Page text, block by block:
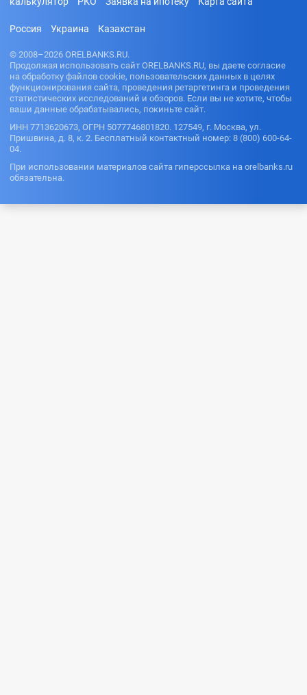
Россия Украина Казахстан
© 2008–2026 ORELBANKS.RU.
Продолжая использовать сайт ORELBANKS.RU, вы даете согласие
на обработку файлов cookie, пользовательских данных в целях
функционирования сайта, проведения ретаргетинга и проведения
статистических исследований и обзоров. Если вы не хотите, чтобы
ваши данные обрабатывались, покиньте сайт.
ИНН 7713620673, ОГРН 5077746801820. 127549, г. Москва, ул.
Пришвина, д. 8, к. 2. Бесплатный контактный номер: 8 (800) 600-64-
04.
При использовании материалов сайта гиперссылка на orelbanks.ru
обязательна.